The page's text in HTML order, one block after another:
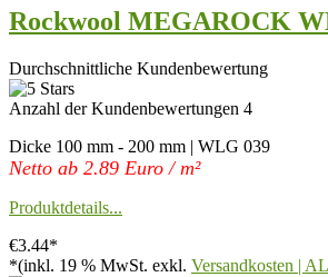
Rockwool MEGAROCK
Durchschnittliche Kundenbewertung
Anzahl der Kundenbewertungen 4
Dicke 100 mm - 200 mm | WLG 039
Netto ab 2.89 Euro / m²
Produktdetails...
€3.44*
*(inkl. 19 % MwSt. exkl. Versandkosten |